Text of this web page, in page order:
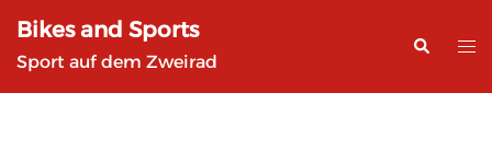
Inhalt
springen
Bikes and Sports
Sport auf dem Zweirad
Suche